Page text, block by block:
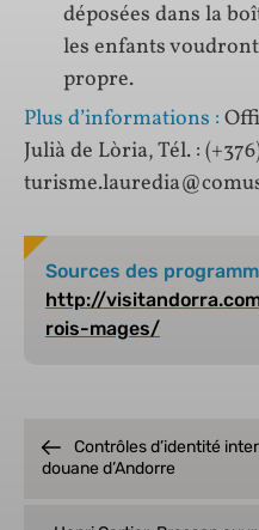
déposées dans la
les enfants
propre.
Plus d’informations :
Julià de Lòria, Tél. :
Sources des
http://
rois-mages/
Contrôles d’identité
douane d’Andorre